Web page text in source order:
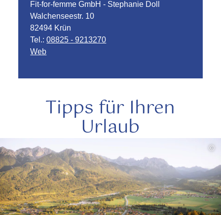
Fit-for-femme GmbH - Stephanie Doll
Walchenseestr. 10
82494 Krün
Tel.:08825 - 9213270
Web
Tipps für Ihren
Urlaub
©